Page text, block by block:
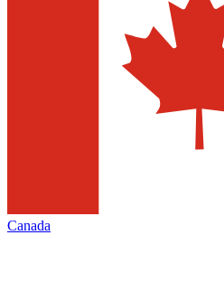
Canada